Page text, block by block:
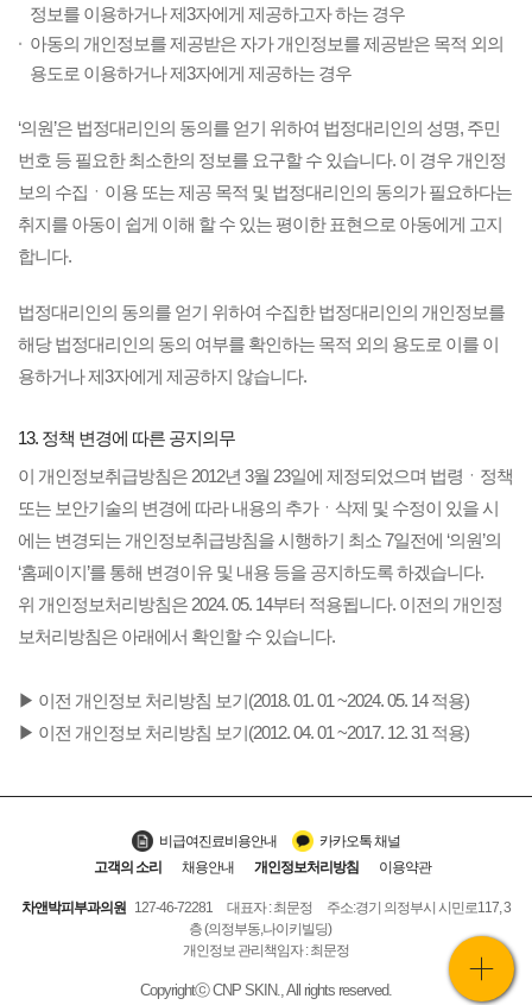
정보를 이용하거나 제3자에게 제공하고자 하는 경우
아동의 개인정보를 제공받은 자가 개인정보를 제공받은 목적 외의
용도로 이용하거나 제3자에게 제공하는 경우
‘의원’은 법정대리인의 동의를 얻기 위하여 법정대리인의 성명, 주민
번호 등 필요한 최소한의 정보를 요구할 수 있습니다. 이 경우 개인정
보의 수집ㆍ이용 또는 제공 목적 및 법정대리인의 동의가 필요하다는
취지를 아동이 쉽게 이해 할 수 있는 평이한 표현으로 아동에게 고지
합니다.
법정대리인의 동의를 얻기 위하여 수집한 법정대리인의 개인정보를
해당 법정대리인의 동의 여부를 확인하는 목적 외의 용도로 이를 이
용하거나 제3자에게 제공하지 않습니다.
13. 정책 변경에 따른 공지의무
이 개인정보취급방침은 2012년 3월 23일에 제정되었으며 법령ㆍ정책
또는 보안기술의 변경에 따라 내용의 추가ㆍ삭제 및 수정이 있을 시
에는 변경되는 개인정보취급방침을 시행하기 최소 7일전에 ‘의원’의
‘홈페이지’를 통해 변경이유 및 내용 등을 공지하도록 하겠습니다.
위 개인정보처리방침은 2024. 05. 14부터 적용됩니다. 이전의 개인정
보처리방침은 아래에서 확인할 수 있습니다.
▶ 이전 개인정보 처리방침 보기(2018. 01. 01 ~2024. 05. 14 적용)
▶ 이전 개인정보 처리방침 보기(2012. 04. 01 ~2017. 12. 31 적용)
비급여진료비용안내
카카오톡 채널
고객의 소리
채용안내 개인정보처리방침 이용약관
차앤박피부과의원 127-46-72281 대표자 : 최문정
주소:경기 의정부시 시민로117, 3
층 (의정부동,나이키빌딩)
개인정보 관리책임자 : 최문정
Copyrightⓒ CNP SKIN., All rights reserved.